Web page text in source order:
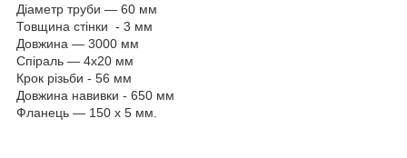
Діаметр труби — 60 мм
Товщина стінки - 3 мм
Довжина — 3000 мм
Спіраль — 4х20 мм
Крок різьби - 56 мм
Довжина навивки - 650 мм
Фланець — 150 х 5 мм.